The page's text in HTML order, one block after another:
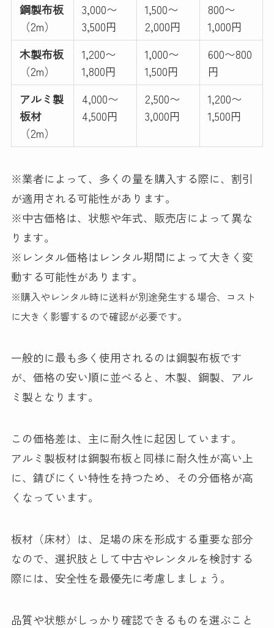
鋼製布板
（2m）
3,000〜
3,500円
1,500〜
2,000円
800〜
1,000円
木製布板
（2m）
1,200〜
1,800円
1,000〜
1,500円
600〜800
円
アルミ製
板材
（2m）
4,000〜
4,500円
2,500〜
3,000円
1,200〜
1,500円
※業者によって、多くの量を購入する際に、割引
が適用される可能性があります。
※中古価格は、状態や年式、販売店によって異な
ります。
※レンタル価格はレンタル期間によって大きく変
動する可能性があります。
※購入やレンタル時に送料が別途発生する場合、コスト
に大きく影響するので確認が必要です。
一般的に最も多く使用されるのは鋼製布板です
が、価格の安い順に並べると、木製、鋼製、アル
ミ製となります。
この価格差は、主に耐久性に起因しています。
アルミ製板材は鋼製布板と同様に耐久性が高い上
に、錆びにくい特性を持つため、その分価格が高
くなっています。
板材（床材）は、足場の床を形成する重要な部分
なので、選択肢として中古やレンタルを検討する
際には、安全性を最優先に考慮しましょう。
品質や状態がしっかり確認できるものを選ぶこと